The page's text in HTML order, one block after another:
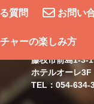
質問 お問い
ャーの楽しみ方
藤枝スクー
藤枝市前島1-3-1
ホテルオーレ3F
TEL：054-634-